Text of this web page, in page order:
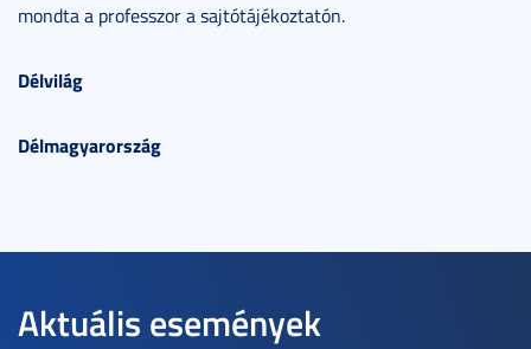
mondta a professzor a sajtótájékoztatón.
Délvilág
Délmagyarország
Aktuális események